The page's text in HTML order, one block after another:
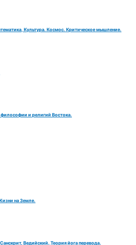
Культура. Космос. Критическое мышление.
и религий Востока.
на Земле.
Ведийский. Теория йога перевода.